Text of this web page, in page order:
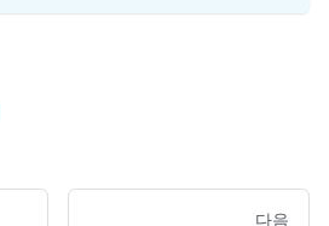
다음